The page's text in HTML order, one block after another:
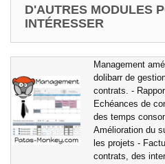
D'AUTRES MODULES
INTÉRESSER
Management
dolibarr de
contrats. -
Echéances de
des temps
Amélioration du
les projets -
contrats, des